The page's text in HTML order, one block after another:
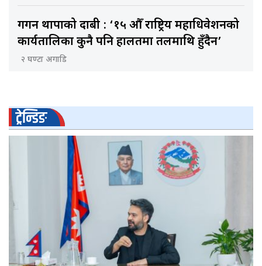
गगन थापाको दाबी : ‘१५ औँ राष्ट्रिय महाधिवेशनको
कार्यतालिका कुनै पनि हालतमा तलमाथि हुँदैन’
२ घण्टा अगाडि
ट्रेन्डिङ